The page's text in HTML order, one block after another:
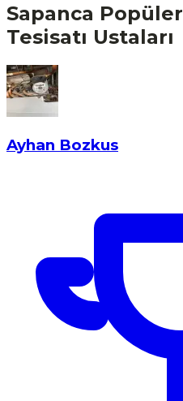
Sapanca Popüler
Tesisatı Ustaları
Ayhan Bozkus